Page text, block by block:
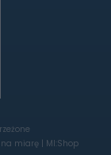
miarę | MI:Shop